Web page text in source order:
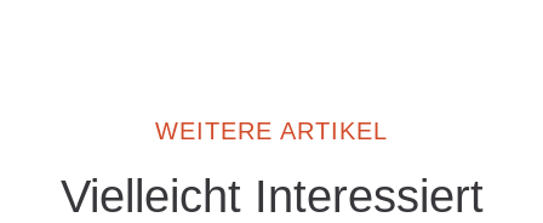
WEITERE ARTIKEL
Vielleicht Interessiert